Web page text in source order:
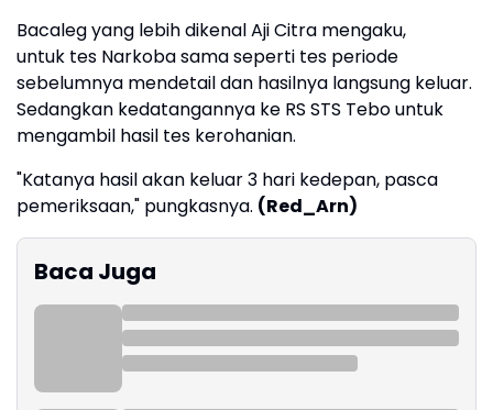
Bacaleg yang lebih dikenal Aji Citra mengaku,
untuk tes Narkoba sama seperti tes periode
sebelumnya mendetail dan hasilnya langsung keluar.
Sedangkan kedatangannya ke RS STS Tebo untuk
mengambil hasil tes kerohanian.
"Katanya hasil akan keluar 3 hari kedepan, pasca
pemeriksaan," pungkasnya. (Red_Arn)
Baca Juga